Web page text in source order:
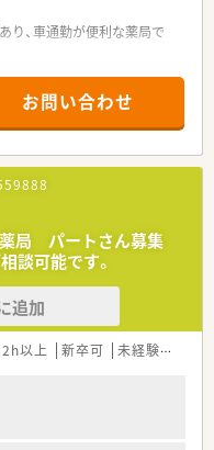
り、車通勤が便利な薬局で
配がありません。
や携帯ショップなどが並び活
方
お問い合わせ
薬局 パートさん募集
談可能です。
追加
以上 新卒可 未経験可